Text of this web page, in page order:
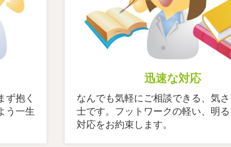
ず抱く
う一生
迅速な対応
なんでも気軽にご相談できる、気
士です。フットワークの軽い、明
対応をお約束します。